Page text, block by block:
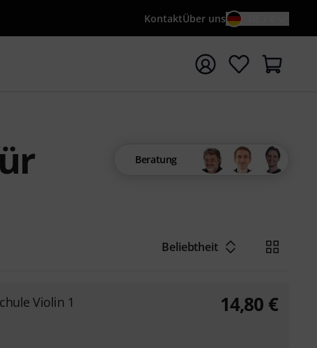
KontaktÜber uns
mit Suchwort {searchTerm} starten
Beratung
Beliebtheit
Violin 1 14,80 €